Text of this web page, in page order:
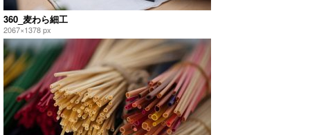
360_麦わら細工
2067×1378 px